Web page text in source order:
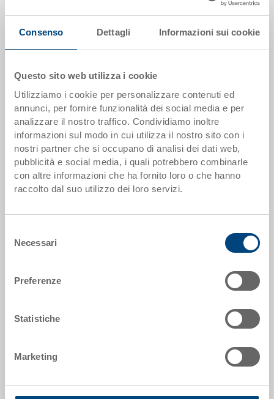
Consenso Dettagli Informazioni sui cookie
Questo sito web utilizza i cookie
Utilizziamo i cookie per personalizzare contenuti ed
annunci, per fornire funzionalità dei social media e per
analizzare il nostro traffico. Condividiamo inoltre
informazioni sul modo in cui utilizza il nostro sito con i
nostri partner che si occupano di analisi dei dati web,
pubblicità e social media, i quali potrebbero combinarle
con altre informazioni che ha fornito loro o che hanno
raccolto dal suo utilizzo dei loro servizi.
delNecessari
Preferenze
Statistiche
Marketing
Disponbilità: su richiesta
Il prodotto non può essere ordinato online:
Dati articolo
Codice
5-6437N-80.5070.0101
Dimensioni esterne:
RAL 5012 |